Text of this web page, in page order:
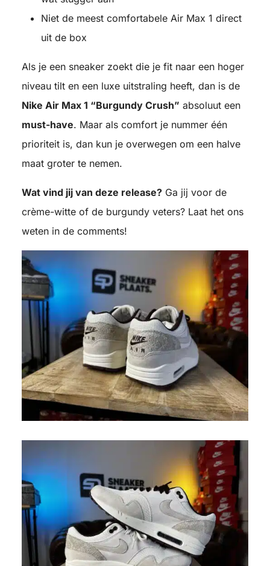
Niet de meest comfortabele Air Max 1 direct
uit de box
Als je een sneaker zoekt die je fit naar een hoger
niveau tilt en een luxe uitstraling heeft, dan is de
Nike Air Max 1 “Burgundy Crush” absoluut een
must-have. Maar als comfort je nummer één
prioriteit is, dan kun je overwegen om een halve
maat groter te nemen.
Wat vind jij van deze release? Ga jij voor de
crème-witte of de burgundy veters? Laat het ons
weten in de comments!